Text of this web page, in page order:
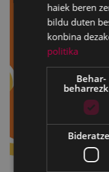
haiek beren
bildu duten
konbina
politika
Behar-